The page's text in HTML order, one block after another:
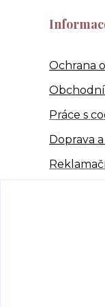
Ochrana
Práce s
Doprava